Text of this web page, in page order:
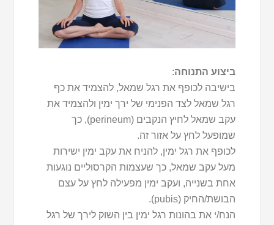
ביצוע התנוחה:
בישיבה לכופף את רגל שמאל, להצמיד את כף
רגל שמאל לצד הפנימי של ירך ימין ולהצמיד את
עקב שמאל לחיץ הנקבים (perineum), כך
שמופעל לחץ על אזור זה.
לכופף את רגל ימין, להניח את עקב ימין ישירות
מעל עקב שמאל, כך שעצמות הקרסוליים נוגעות
אחת בשנייה, ועקב ימין מפעילה לחץ על עצם
הבושת/החיק (pubis).
הנח/י את בהונות רגל ימין בין השוק לירך של רגל